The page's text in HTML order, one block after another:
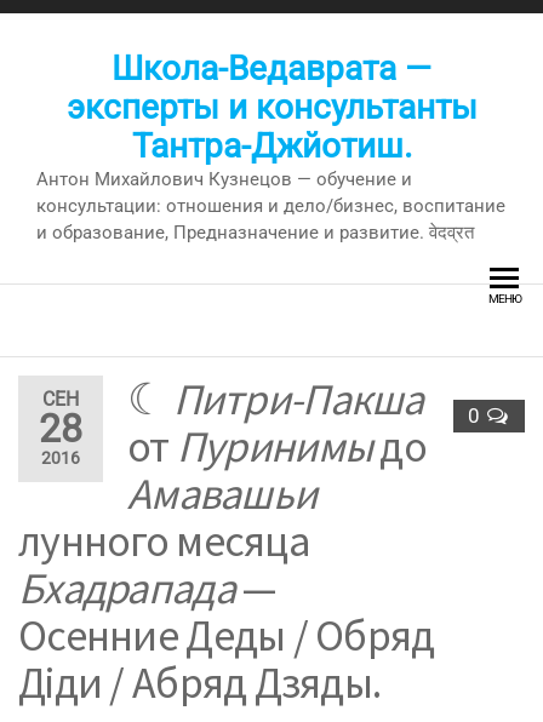
Перейти
Школа-Ведаврата —
эксперты и консультанты
Тантра-Джйотиш.
Антон Михайлович Кузнецов — обучение и
консультации: отношения и дело/бизнес, воспитание
и образование, Предназначение и развитие. वेदव्रत
МЕНЮ
СЕН
28
2016
0
☾ Питри-Пакша
от Пуринимыдо
Амавашьи
лунного месяца
Бхадрапада—
Осенние Деды / Обряд
Дiди / Абряд Дзяды.